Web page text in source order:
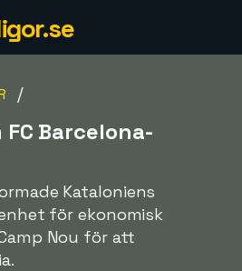
/
Barcelona-
Kataloniens
för ekonomisk
Nou för att